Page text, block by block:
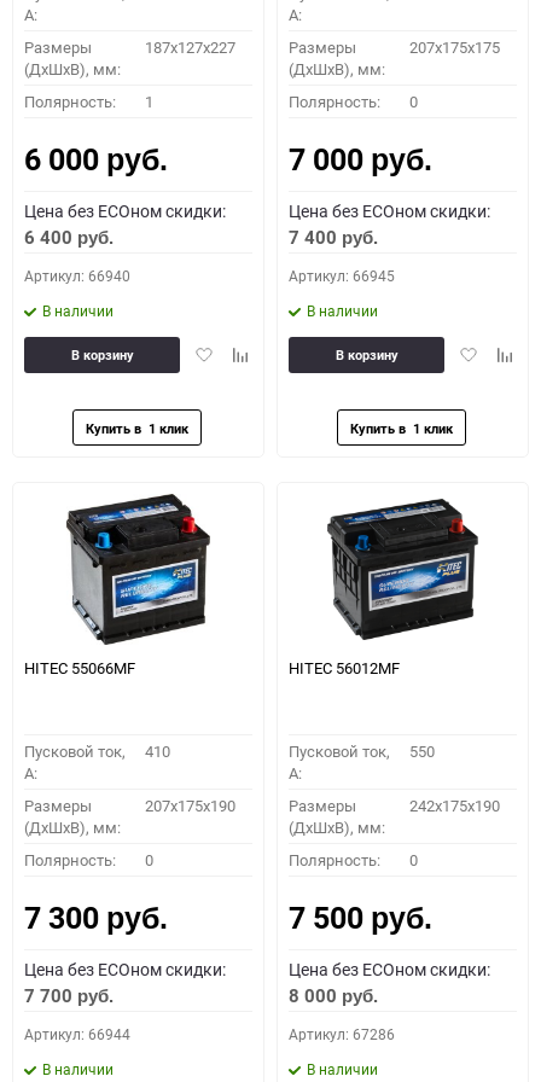
A:
Размеры
(ДхШхВ), мм:
187x127x227
Полярность: 1
6 000 руб.
Цена без ECOном скидки:
6 400 руб.
Артикул: 66940
В наличии
ДобавитьДобавить
В корзину
A:
Размеры
(ДхШхВ), мм:
207x175x175
Полярность: 0
7 000 руб.
Цена без ECOном скидки:
7 400 руб.
Артикул: 66945
В наличии
Добавить
В корзину
HITEC 55066MF
Пусковой ток,
A:
410
Размеры
(ДхШхВ), мм:
207x175x190
Полярность: 0
7 300 руб.
Цена без ECOном скидки:
7 700 руб.
Артикул: 66944
В наличии
HITEC 56012MF
Пусковой ток,
A:
550
Размеры
(ДхШхВ), мм:
242x175x190
Полярность: 0
7 500 руб.
Цена без ECOном скидки:
8 000 руб.
Артикул: 67286
В наличии